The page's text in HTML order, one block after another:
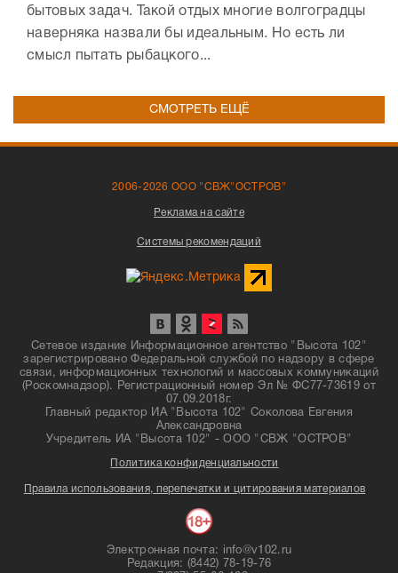
бытовых задач. Такой отдых многие волгоградцы
наверняка назвали бы идеальным. Но есть ли
смысл пытать рыбацкого...
СМОТРЕТЬ ЕЩЁ
2006-2026 ООО "СВЖ"ОСТРОВ"
Реклама на сайте
Системы рекомендаций
Сетевое издание Информационное агентство "Высота 102"
зарегистрировано Федеральной службой по надзору в сфере
связи, информационных технологий и массовых коммуникаций
(Роскомнадзор). Регистрационный номер Эл № ФС77-73619 от
07.09.2018г.
Главный редактор ИА "Высота 102" Соколова Евгения
Александровна
Учредитель ИА "Высота 102" - ООО "СВЖ "ОСТРОВ"
Политика конфиденциальности
Правила использования, перепечатки и цитирования материалов
Электронная почта: info@v102.ru
Редакция: (8442) 78-19-76